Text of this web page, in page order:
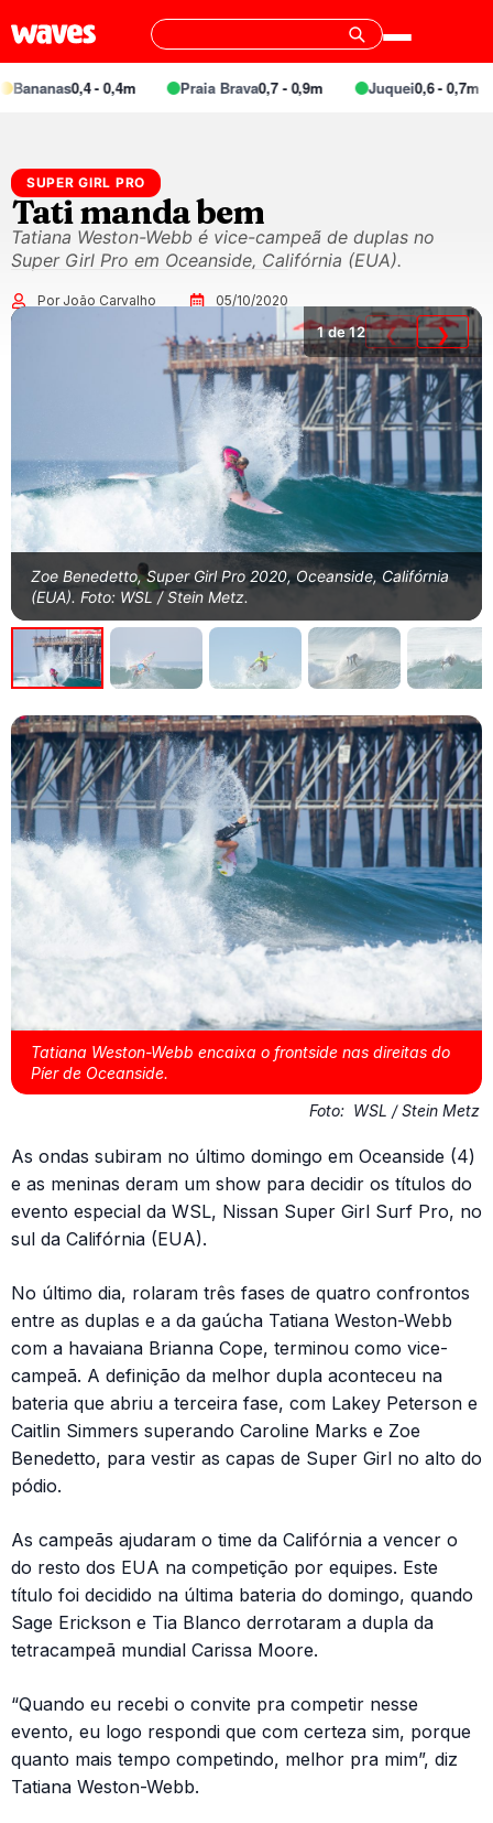
0,4 - 0,4m Praia Brava 0,7 - 0,9m Juquei0,6 - 0,7m
SUPER GIRL PRO
Tati manda bem
Tatiana Weston-Webb é vice-campeã de duplas no
Super Girl Pro em Oceanside, Califórnia (EUA).
Por João Carvalho 05/10/2020
Zoe Benedetto, Super Girl Pro 2020, Oceanside, Califórnia
(EUA). Foto: WSL / Stein Metz.
1de 12 ❮ ❯
Tatiana Weston-Webb encaixa o frontside nas direitas do
Píer de Oceanside.
Foto: WSL / Stein Metz
As ondas subiram no último domingo em Oceanside (4)
e as meninas deram um show para decidir os títulos do
evento especial da WSL, Nissan Super Girl Surf Pro, no
sul da Califórnia (EUA).
No último dia, rolaram três fases de quatro confrontos
entre as duplas e a da gaúcha Tatiana Weston-Webb
com a havaiana Brianna Cope, terminou como vice-
campeã. A definição da melhor dupla aconteceu na
bateria que abriu a terceira fase, com Lakey Peterson e
Caitlin Simmers superando Caroline Marks e Zoe
Benedetto, para vestir as capas de Super Girl no alto do
pódio.
As campeãs ajudaram o time da Califórnia a vencer o
do resto dos EUA na competição por equipes. Este
título foi decidido na última bateria do domingo, quando
Sage Erickson e Tia Blanco derrotaram a dupla da
tetracampeã mundial Carissa Moore.
“Quando eu recebi o convite pra competir nesse
evento, eu logo respondi que com certeza sim, porque
quanto mais tempo competindo, melhor pra mim”, diz
Tatiana Weston-Webb.